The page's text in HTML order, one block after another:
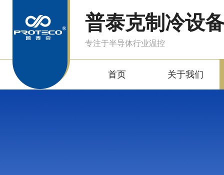
普泰克制冷设
专注于半导体行业温控
首页 关于我们